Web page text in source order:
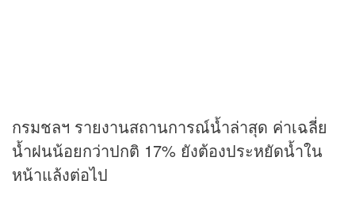
กรมชลฯ รายงานสถานการณ์น้ำล่าสุด ค่าเฉลี่ย
น้ำฝนน้อยกว่าปกติ 17% ยังต้องประหยัดน้ำใน
หน้าแล้งต่อไป